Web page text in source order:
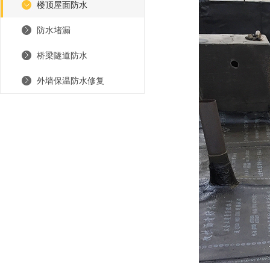
楼顶屋面防水
防水堵漏
桥梁隧道防水
外墙保温防水修复